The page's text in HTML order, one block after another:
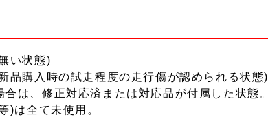
い状態)
品購入時の試走程度の走行傷が認められる状態)
は、修正対応済または対応品が付属した状態。
)は全て未使用。